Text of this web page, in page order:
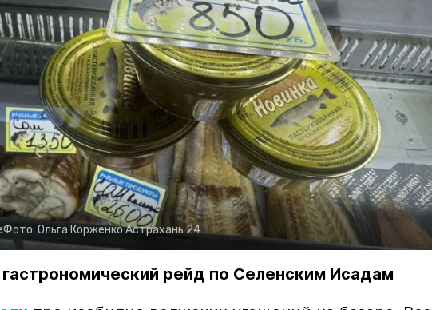
Фото: Ольга КорженкоАстрахань 24
рейд по Селенским Исадам